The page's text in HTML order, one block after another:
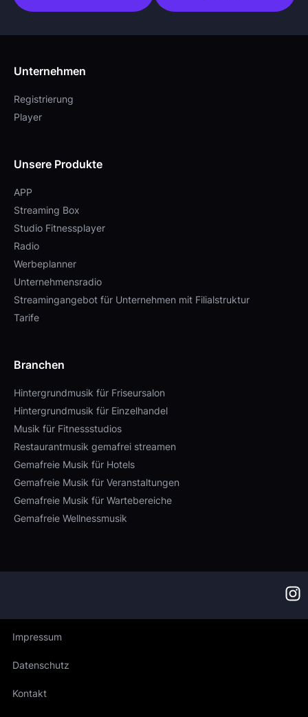
Unternehmen
Registrierung
Player
Unsere Produkte
APP
Streaming Box
Studio Fitnessplayer
Radio
Werbeplanner
Unternehmensradio
Streamingangebot für Unternehmen mit Filialstruktur
Tarife
Branchen
Hintergrundmusik für Friseursalon
Hintergrundmusik für Einzelhandel
Musik für Fitnessstudios
Restaurantmusik gemafrei streamen
Gemafreie Musik für Hotels
Gemafreie Musik für Veranstaltungen
Gemafreie Musik für Wartebereiche
Gemafreie Wellnessmusik
Impressum
Datenschutz
Kontakt